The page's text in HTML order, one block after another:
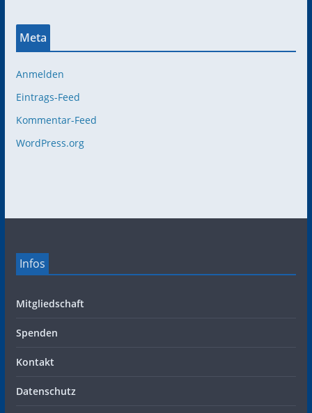
Meta
Anmelden
Eintrags-Feed
Kommentar-Feed
WordPress.org
Infos
Mitgliedschaft
Spenden
Kontakt
Datenschutz